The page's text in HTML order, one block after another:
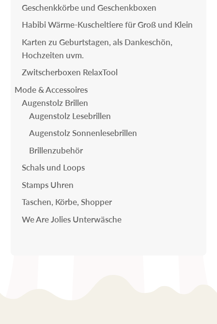
Geschenkkörbe und Geschenkboxen
Habibi Wärme-Kuscheltiere für Groß und Klein
Karten zu Geburtstagen, als Dankeschön,
Hochzeiten uvm.
Zwitscherboxen RelaxTool
Mode & Accessoires
Augenstolz Brillen
Augenstolz Lesebrillen
Augenstolz Sonnenlesebrillen
Brillenzubehör
Schals und Loops
Stamps Uhren
Taschen, Körbe, Shopper
We Are Jolies Unterwäsche